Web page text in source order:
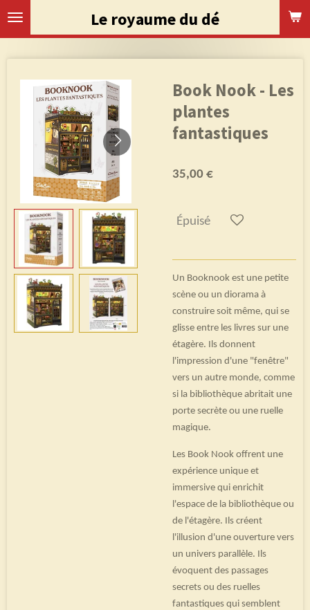
Passer
Le royaume du dé
Book Nook - Les
plantes
fantastiques
35,00 €
Épuisé
Un Booknook est une petite
scène ou un diorama à
construire soit même, qui se
glisse entre les livres sur une
étagère. Ils donnent
l'impression d'une "fenêtre"
vers un autre monde, comme
si la bibliothèque abritait une
porte secrète ou une ruelle
magique.
Les Book Nook offrent une
expérience unique et
immersive qui enrichit
l'espace de la bibliothèque ou
de l'étagère. Ils créent
l'illusion d'une ouverture vers
un univers parallèle. Ils
évoquent des passages
secrets ou des ruelles
fantastiques qui semblent